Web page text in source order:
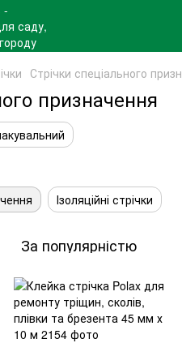
Стрічки спеціального
призначення
Ізоляційні стрічки
За популярністю